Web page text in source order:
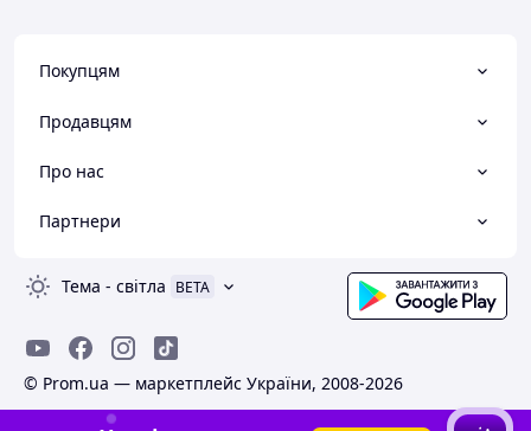
Покупцям
Продавцям
Про нас
Партнери
Тема - світла BETA
© Prom.ua — маркетплейс України, 2008-2026